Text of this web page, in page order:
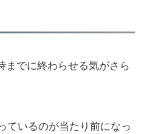
までに終わらせる気がさら
ているのが当たり前になっ